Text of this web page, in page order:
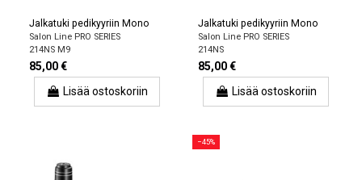
Jalkatuki pedikyyriin Mono
Salon Line PRO SERIES
214NS M9
85,00 €
Lisää ostoskoriin
Jalkatuki pedikyyriin Mono
Salon Line PRO SERIES
214NS
85,00 €
Lisää ostoskoriin
−45%